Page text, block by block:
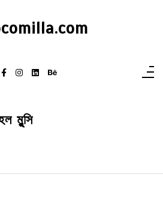
মুন্সি